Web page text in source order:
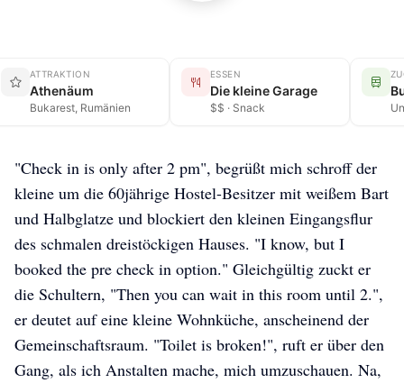
ATTRAKTION
Athenäum
Bukarest, Rumänien
ESSEN
Die kleine Garage
$$ · Snack
"Check in is only after 2 pm", begrüßt mich schroff der
kleine um die 60jährige Hostel-Besitzer mit weißem Bart
und Halbglatze und blockiert den kleinen Eingangsflur
des schmalen dreistöckigen Hauses. "I know, but I
booked the pre check in option." Gleichgültig zuckt er
die Schultern, "Then you can wait in this room until 2.",
er deutet auf eine kleine Wohnküche, anscheinend der
Gemeinschaftsraum. "Toilet is broken!", ruft er über den
Gang, als ich Anstalten mache, mich umzuschauen. Na,